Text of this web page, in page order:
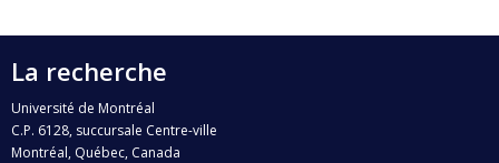
La recherche
Université de Montréal
C.P. 6128, succursale Centre-ville
Montréal, Québec, Canada